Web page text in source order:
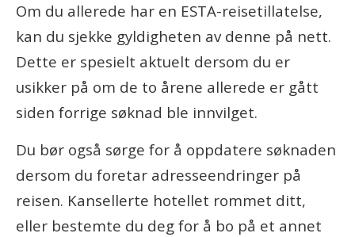
Om du allerede har en ESTA-reisetillatelse,
kan du sjekke gyldigheten av denne på nett.
Dette er spesielt aktuelt dersom du er
usikker på om de to årene allerede er gått
siden forrige søknad ble innvilget.
Du bør også sørge for å oppdatere søknaden
dersom du foretar adresseendringer på
reisen. Kansellerte hotellet rommet ditt,
eller bestemte du deg for å bo på et annet